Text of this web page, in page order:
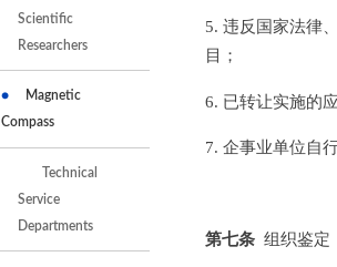
Scientific
Researchers
Magnetic
Compass
Technical
Service
Departments
5. 违反国家法律
目；
6. 已转让实施的
7. 企事业单位自
第七条组织鉴定